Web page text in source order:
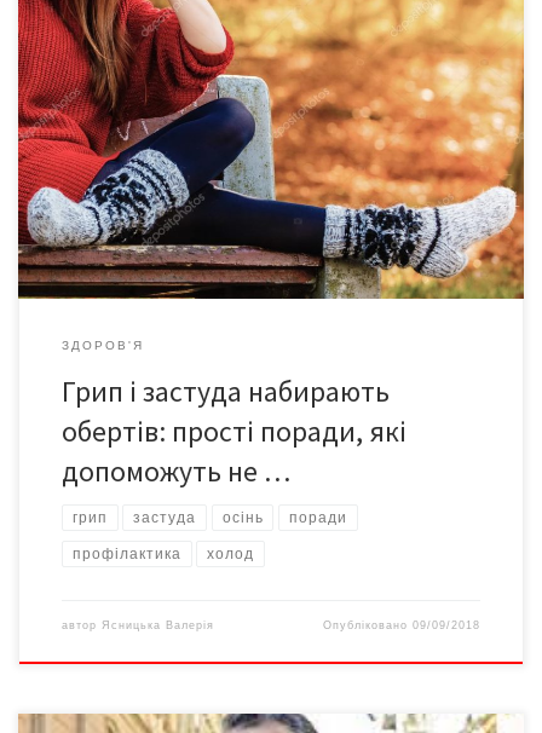
Більше позитиву і трохи турботи про свій імунітет – і нежить,
кашель або грип оминуть вас. Миття рук Щоб не заразитися у
транспорті, на роботі або в школі, варто стежити за гігієною
рук. Під час зростання простудних захворювань важливо мити
руки частіше, ніж звичайно. Провітрювання Провітрюйте
приміщення, в яких ви […]
ЗДОРОВ'Я
Грип і застуда набирають
обертів: прості поради, які
допоможуть не …
грип застуда осінь поради
профілактика холод
автор Ясницька Валерія Опубліковано09/09/2018